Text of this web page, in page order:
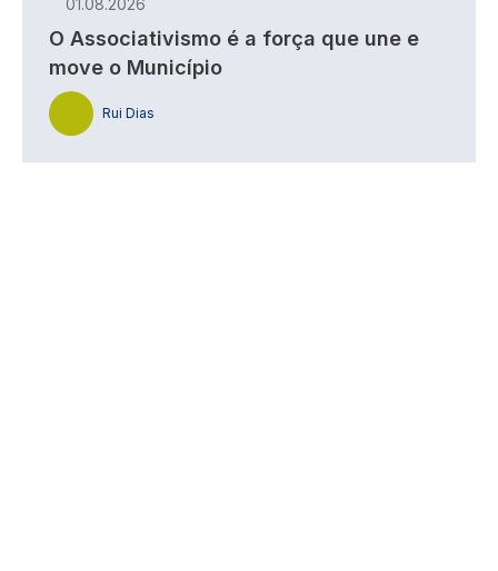
01.08.2026
O Associativismo é a força que une e
move o Município
Rui Dias